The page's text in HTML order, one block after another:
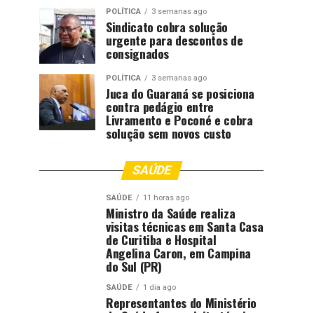
POLÍTICA 3 semanas ago
Sindicato cobra solução
urgente para descontos de
consignados
POLÍTICA 3 semanas ago
Juca do Guaraná se posiciona
contra pedágio entre
Livramento e Poconé e cobra
solução sem novos custo
SAÚDE
SAÚDE 11 horas ago
Ministro da Saúde realiza
visitas técnicas em Santa Casa
de Curitiba e Hospital
Angelina Caron, em Campina
do Sul (PR)
SAÚDE 1 dia ago
Representantes do Ministério